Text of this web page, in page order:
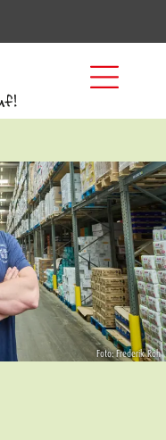
Foto: Frederik Röh